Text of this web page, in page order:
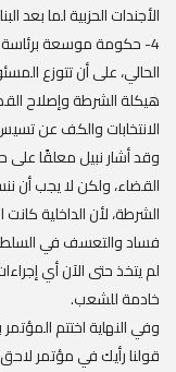
الأجندات الحزبية لما بعد
4- حكومة موسعة برئاسة
الحالي، على أن تتوزع
هيكلة الشرطة وإصلاح
الانتخابات والكف عن
وقد أشار نبيل معلقًا
الشرطة، لأن الداخلية
فساد والتعسف في السلطة
لم يتخذ حتى الآن أي
خادمة للشعب.
وفي النهاية اختتم
قولنا رأيك في مؤتمر